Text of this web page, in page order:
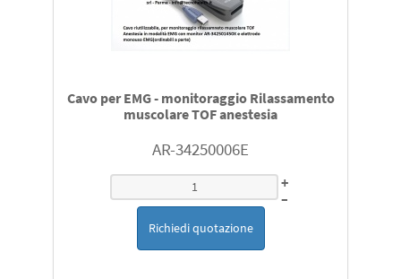
Cavo per EMG - monitoraggio Rilassamento
muscolare TOF anestesia
AR-34250006E
+
–
Richiedi quotazione